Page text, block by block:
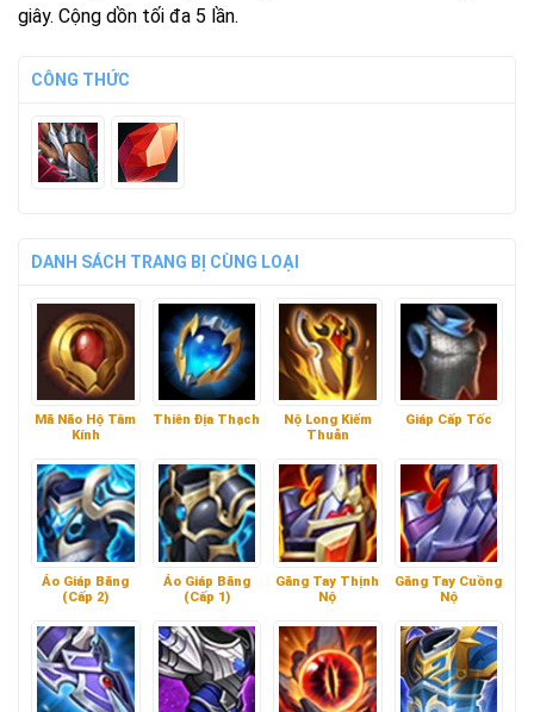
giây. Cộng dồn tối đa 5 lần.
CÔNG THỨC
DANH SÁCH TRANG BỊ CÙNG LOẠI
Mã Não Hộ Tâm
Kính
Thiên Địa Thạch
Nộ Long Kiếm
Thuẫn
Giáp Cấp Tốc
Áo Giáp Băng
(Cấp 2)
Áo Giáp Băng
(Cấp 1)
Găng Tay Thịnh
Nộ
Găng Tay Cuồng
Nộ